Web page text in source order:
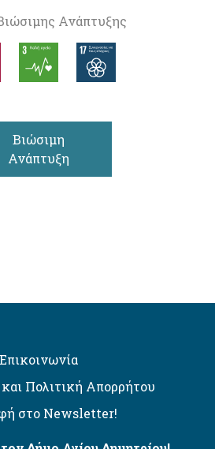
Ανάπτυξης
Βιώσιμη
Ανάπτυξη
Επικοινωνία
Πολιτική Απορρήτου
στο Newsletter!